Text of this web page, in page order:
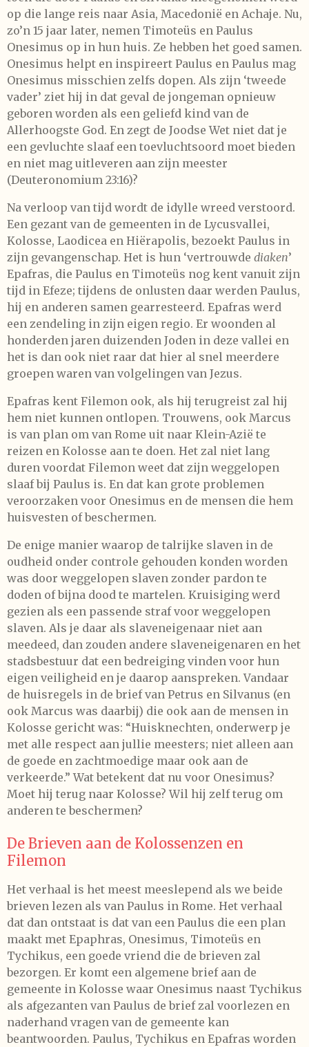
op die lange reis naar Asia, Macedonië en Achaje. Nu,
zo’n 15 jaar later, nemen Timoteüs en Paulus
Onesimus op in hun huis. Ze hebben het goed samen.
Onesimus helpt en inspireert Paulus en Paulus mag
Onesimus misschien zelfs dopen. Als zijn ‘tweede
vader’ ziet hij in dat geval de jongeman opnieuw
geboren worden als een geliefd kind van de
Allerhoogste God. En zegt de Joodse Wet niet dat je
een gevluchte slaaf een toevluchtsoord moet bieden
en niet mag uitleveren aan zijn meester
(Deuteronomium 23:16)?
Na verloop van tijd wordt de idylle wreed verstoord.
Een gezant van de gemeenten in de Lycusvallei,
Kolosse, Laodicea en Hiërapolis, bezoekt Paulus in
zijn gevangenschap. Het is hun ‘vertrouwde diaken’
Epafras, die Paulus en Timoteüs nog kent vanuit zijn
tijd in Efeze; tijdens de onlusten daar werden Paulus,
hij en anderen samen gearresteerd. Epafras werd
een zendeling in zijn eigen regio. Er woonden al
honderden jaren duizenden Joden in deze vallei en
het is dan ook niet raar dat hier al snel meerdere
groepen waren van volgelingen van Jezus.
Epafras kent Filemon ook, als hij terugreist zal hij
hem niet kunnen ontlopen. Trouwens, ook Marcus
is van plan om van Rome uit naar Klein-Azië te
reizen en Kolosse aan te doen. Het zal niet lang
duren voordat Filemon weet dat zijn weggelopen
slaaf bij Paulus is. En dat kan grote problemen
veroorzaken voor Onesimus en de mensen die hem
huisvesten of beschermen.
De enige manier waarop de talrijke slaven in de
oudheid onder controle gehouden konden worden
was door weggelopen slaven zonder pardon te
doden of bijna dood te martelen. Kruisiging werd
gezien als een passende straf voor weggelopen
slaven. Als je daar als slaveneigenaar niet aan
meedeed, dan zouden andere slaveneigenaren en het
stadsbestuur dat een bedreiging vinden voor hun
eigen veiligheid en je daarop aanspreken. Vandaar
de huisregels in de brief van Petrus en Silvanus (en
ook Marcus was daarbij) die ook aan de mensen in
Kolosse gericht was: “Huisknechten, onderwerp je
met alle respect aan jullie meesters; niet alleen aan
de goede en zachtmoedige maar ook aan de
verkeerde.” Wat betekent dat nu voor Onesimus?
Moet hij terug naar Kolosse? Wil hij zelf terug om
anderen te beschermen?
De Brieven aan de Kolossenzen en
Filemon
Het verhaal is het meest meeslepend als we beide
brieven lezen als van Paulus in Rome. Het verhaal
dat dan ontstaat is dat van een Paulus die een plan
maakt met Epaphras, Onesimus, Timoteüs en
Tychikus, een goede vriend die de brieven zal
bezorgen. Er komt een algemene brief aan de
gemeente in Kolosse waar Onesimus naast Tychikus
als afgezanten van Paulus de brief zal voorlezen en
naderhand vragen van de gemeente kan
beantwoorden. Paulus, Tychikus en Epafras worden